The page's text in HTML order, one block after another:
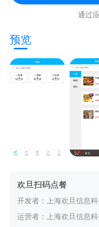
通过
预览
欢旦扫码点餐
开发者： 上海欢旦信息
运营者： 上海欢旦信息